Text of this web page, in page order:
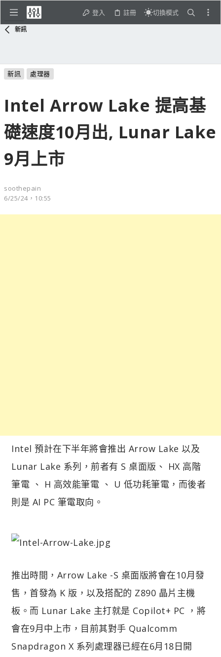
登入 註冊 切換模式
新訊
新訊 處理器
Intel Arrow Lake 提高基
礎速度10月出, Lunar Lake
9月上市
soothepain
6/25/24，10:55
Intel 預計在下半年將會推出 Arrow Lake 以及
Lunar Lake 系列，前者有 S 桌面版、 HX 高階
筆電 、 H 高效能筆電 、 U 低功耗筆電，而後者
則是 AI PC 筆電取向。
推出時間，Arrow Lake -S 桌面版將會在10月發
售，首發為 K 版，以及搭配的 Z890 晶片主機
板。而 Lunar Lake 主打就是 Copilot+ PC ，將
會在9月中上市，目前其對手 Qualcomm
Snapdragon X 系列處理器已經在6月18日開